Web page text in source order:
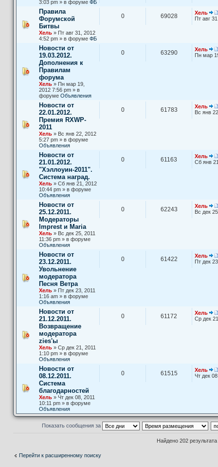
3:03 pm » в форуме ФБ
Правила
Форумской
Битвы
Хель » Пт авг 31, 2012
4:52 pm » в форуме ФБ
0 69028
Хель
Пт авг
Новости от
19.03.2012.
Дополнения к
Правилам
форума
Хель » Пн мар 19,
2012 7:56 pm » в
форуме Объявления
0 63290
Хель
Пн мар
Новости от
22.01.2012.
Премия RXWP-
2011
Хель » Вс янв 22, 2012
5:27 pm » в форуме
Объявления
0 61783
Хель
Вс янв
Новости от
21.01.2012.
"Хэллоуин-2011".
Система наград.
Хель » Сб янв 21, 2012
10:44 pm » в форуме
Объявления
0 61163
Хель
Сб янв
Новости от
25.12.2011.
Модераторы
Imprest и Maria
Хель » Вс дек 25, 2011
11:36 pm » в форуме
Объявления
0 62243
Хель
Вс дек
Новости от
23.12.2011.
Увольнение
модератора
Песня Ветра
Хель » Пт дек 23, 2011
1:16 am » в форуме
Объявления
0 61422
Хель
Пт дек
Новости от
21.12.2011.
Возвращение
модератора
zies'ы
Хель » Ср дек 21, 2011
1:10 pm » в форуме
Объявления
0 61172
Хель
Ср дек
Новости от
08.12.2011.
Система
благодарностей
Хель » Чт дек 08, 2011
10:11 pm » в форуме
Объявления
0 61515
Хель
Чт дек
Показать сообщения за
Найдено 202 результата
Перейти к расширенному поиску